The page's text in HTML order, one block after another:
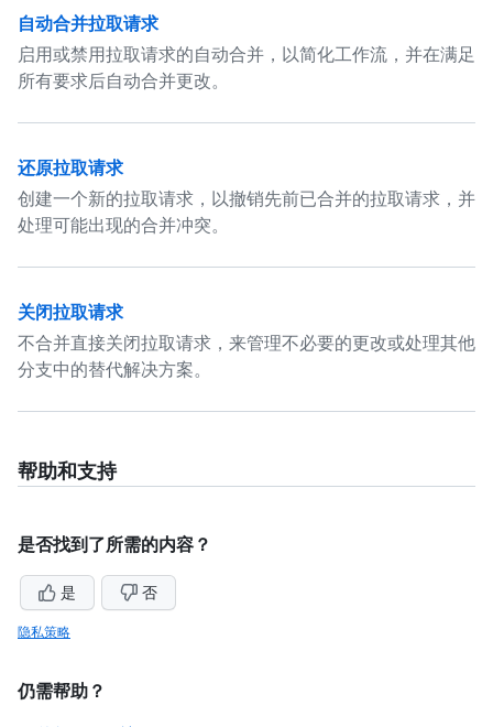
自动合并拉取请求
启用或禁用拉取请求的自动合并，以简化工作流，并在满足
所有要求后自动合并更改。
还原拉取请求
创建一个新的拉取请求，以撤销先前已合并的拉取请求，并
处理可能出现的合并冲突。
关闭拉取请求
不合并直接关闭拉取请求，来管理不必要的更改或处理其他
分支中的替代解决方案。
帮助和支持
是否找到了所需的内容？
是 否
隐私策略
仍需帮助？